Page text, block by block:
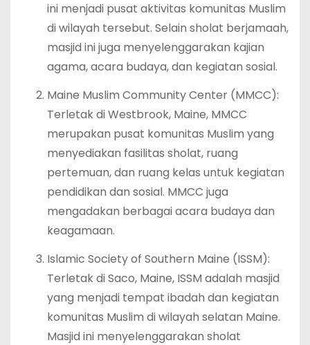
ini menjadi pusat aktivitas komunitas Muslim
di wilayah tersebut. Selain sholat berjamaah,
masjid ini juga menyelenggarakan kajian
agama, acara budaya, dan kegiatan sosial.
Maine Muslim Community Center (MMCC):
Terletak di Westbrook, Maine, MMCC
merupakan pusat komunitas Muslim yang
menyediakan fasilitas sholat, ruang
pertemuan, dan ruang kelas untuk kegiatan
pendidikan dan sosial. MMCC juga
mengadakan berbagai acara budaya dan
keagamaan.
Islamic Society of Southern Maine (ISSM):
Terletak di Saco, Maine, ISSM adalah masjid
yang menjadi tempat ibadah dan kegiatan
komunitas Muslim di wilayah selatan Maine.
Masjid ini menyelenggarakan sholat